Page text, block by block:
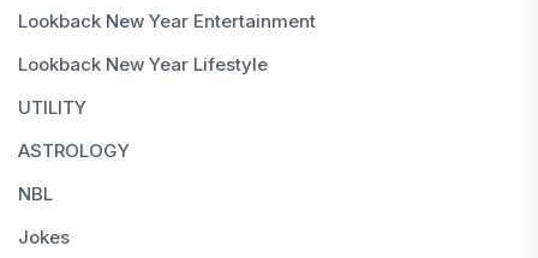
Lookback New Year Entertainment
Lookback New Year Lifestyle
UTILITY
ASTROLOGY
NBL
Jokes